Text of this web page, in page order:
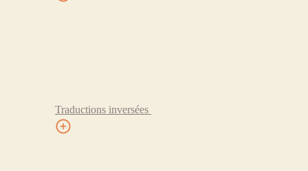
Traductions inversées